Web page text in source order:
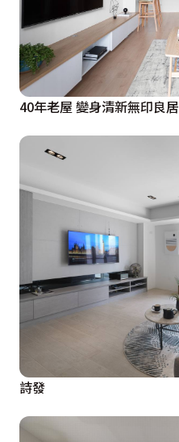
40年老屋 變身清新無印良居
詩發